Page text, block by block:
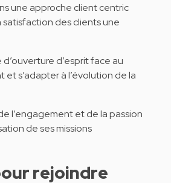
une approche client centric
satisfaction des clients une
d’ouverture d’esprit face au
et s’adapter à l’évolution de la
l’engagement et de la passion
de ses missions
rejoindre